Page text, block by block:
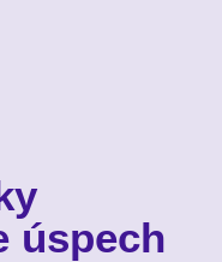
úspech